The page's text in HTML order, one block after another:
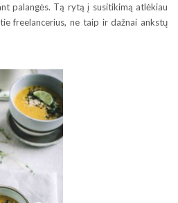
palangės. Tą rytą į susitikimą atlėkiau
freelancerius, ne taip ir dažnai ankstų